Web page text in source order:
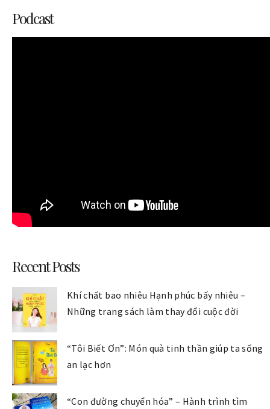
Podcast
Recent Posts
Khí chất bao nhiêu Hạnh phúc bấy nhiêu –
Những trang sách làm thay đổi cuộc đời
“Tôi Biết Ơn”: Món quà tinh thần giúp ta sống
an lạc hơn
“Con đường chuyển hóa” – Hành trình tìm